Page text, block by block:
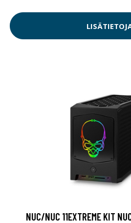
NUC/NUC 11EXTREME KIT